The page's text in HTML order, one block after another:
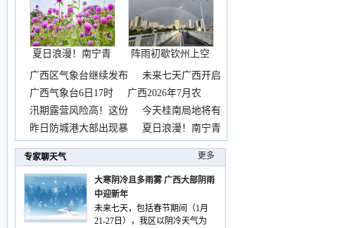
夏日浪漫！南宁青
秀山
阵雨初歇钦州上空
邂逅
广西区气象台继续发布
未来七天广西开启
晴热
广西气象台6日17时
广西2026年7月农
汛期露营风险高！这份
今天桂南局地将有
暴雨
昨日防城港大部出现暴
夏日浪漫！南宁青
秀山
专家聊天气 更多
大寒阴冷且多雨雾 广西大部阴雨
中迎新年
未来七天，包括春节期间（1月
21-27日），我区以阴冷天气为